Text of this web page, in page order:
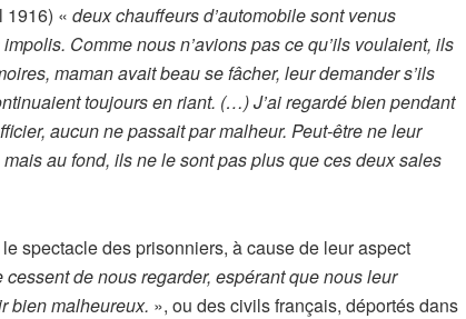
1916) «deux chauffeurs d’automobile sont venus
Comme nous n’avions pas ce qu’ils voulaient, ils
maman avait beau se fâcher, leur demander s’ils
toujours en riant. (…) J’ai regardé bien pendant
aucun ne passait par malheur. Peut-être ne leur
au fond, ils ne le sont pas plus que ces deux sales
spectacle des prisonniers, à cause de leur aspect
cessent de nous regarder, espérant que nous leur
bien malheureux. », ou des civils français, déportés dans